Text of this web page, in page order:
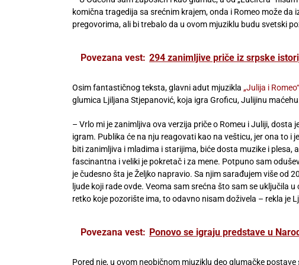
komična tragedija sa srećnim krajem, onda i Romeo može
pregovorima, ali bi trebalo da u ovom mjuziklu budu svetski
Povezana vest: 294 zanimljive priče iz srpske
Osim fantastičnog teksta, glavni adut mjuzikla „Julija i Romeo“
glumica Ljiljana Stjepanović, koja igra Groficu, Julijinu
– Vrlo mi je zanimljiva ova verzija priče o Romeu i Juliji,
igram. Publika će na nju reagovati kao na vešticu, jer ona to i
biti zanimljiva i mladima i starijima, biće dosta muzike i plesa,
fascinantna i veliki je pokretač i za mene. Potpuno sam
je čudesno šta je Željko napravio. Sa njim sarađujem više od
ljude koji rade ovde. Veoma sam srećna što sam se uključila
retko koje pozorište ima, to odavno nisam doživela – rekla je
Povezana vest: Ponovo se igraju predstave u
Pored nje, u ovom neobičnom mjuziklu deo glumačke